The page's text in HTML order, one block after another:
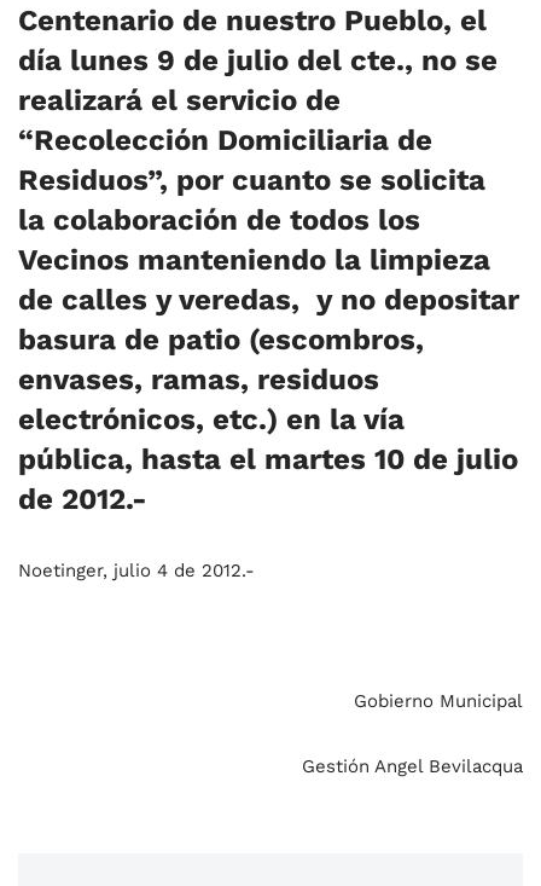
Centenario de nuestro Pueblo, el
día lunes 9 de julio del cte., no se
realizará el servicio de
“Recolección Domiciliaria de
Residuos”, por cuanto se solicita
la colaboración de todos los
Vecinos manteniendo la limpieza
de calles y veredas, y no depositar
basura de patio (escombros,
envases, ramas, residuos
electrónicos, etc.) en la vía
pública, hasta el martes 10 de julio
de 2012.-
Noetinger, julio 4 de 2012.-
Gobierno Municipal
Gestión Angel Bevilacqua